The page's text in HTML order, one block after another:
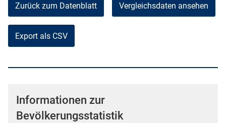
Zurück zum Datenblatt Vergleichsdaten ansehen
Export als CSV
Informationen zur
Bevölkerungsstatistik